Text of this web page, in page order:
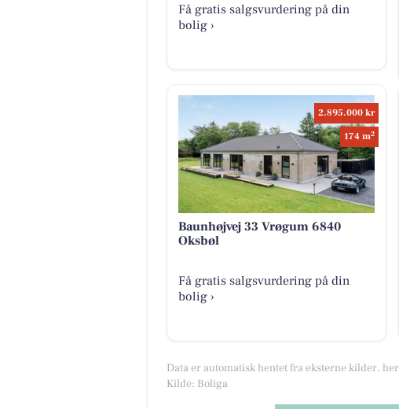
Få gratis salgsvurdering på din
bolig ›
2.895.000 kr
174 m2
Baunhøjvej 33 Vrøgum 6840
Oksbøl
Få gratis salgsvurdering på din
bolig ›
Data er automatisk hentet fra eksterne kilder,
Kilde: Boliga